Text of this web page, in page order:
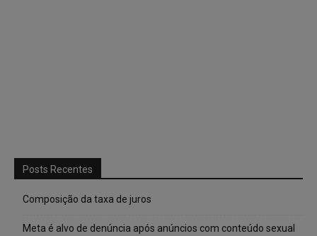
Posts Recentes
Composição da taxa de juros
Meta é alvo de denúncia após anúncios com conteúdo sexual